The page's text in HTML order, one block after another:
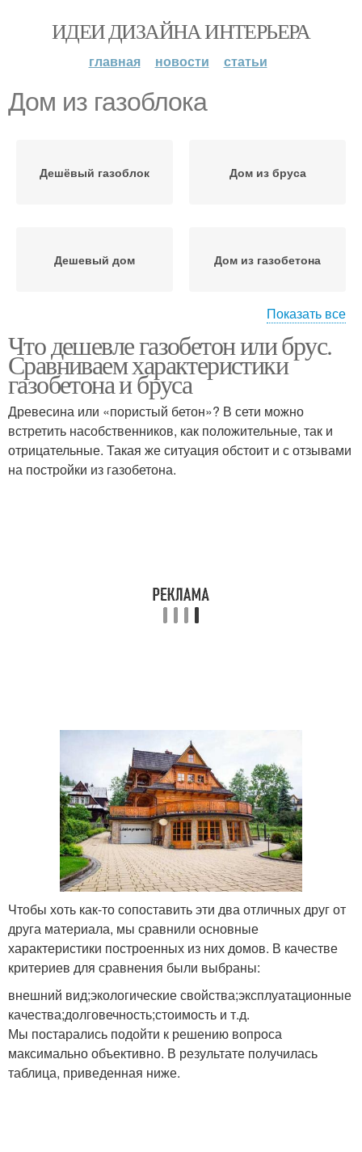
ИДЕИ ДИЗАЙНА ИНТЕРЬЕРА
главная новости статьи
Дом из газоблока
Дешёвый газоблок Дом из бруса
Дешевый дом Дом из газобетона
Дом из кирпича
Показать все
Что дешевле газобетон или брус.
Сравниваем характеристики
газобетона и бруса
Древесина или «пористый бетон»? В сети можно
встретить насобственников, как положительные, так и
отрицательные. Такая же ситуация обстоит и с отзывами
на постройки из газобетона.
Чтобы хоть как-то сопоставить эти два отличных друг от
друга материала, мы сравнили основные
характеристики построенных из них домов. В качестве
критериев для сравнения были выбраны:
внешний вид;экологические свойства;эксплуатационные
качества;долговечность;стоимость и т.д.
Мы постарались подойти к решению вопроса
максимально объективно. В результате получилась
таблица, приведенная ниже.